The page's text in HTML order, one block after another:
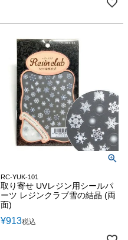
RC-YUK-101
取り寄せ UVレジン用シールパ
ーツ レジンクラブ雪の結晶 (両
面)
¥913税込